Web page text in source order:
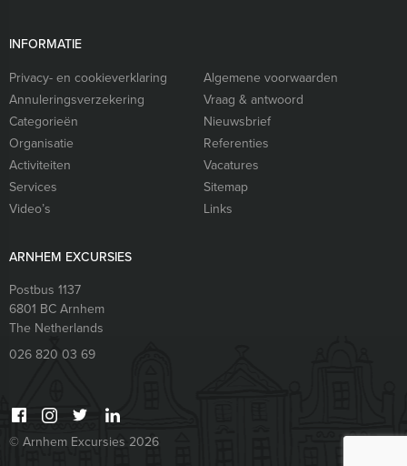
INFORMATIE
Privacy- en cookieverklaring
Algemene voorwaarden
Annuleringsverzekering
Vraag & antwoord
Categorieën
Nieuwsbrief
Organisatie
Referenties
Activiteiten
Vacatures
Services
Sitemap
Video’s
Links
ARNHEM EXCURSIES
Postbus 1137
6801 BCArnhem
The Netherlands
026 820 03 69
© Arnhem Excursies 2026